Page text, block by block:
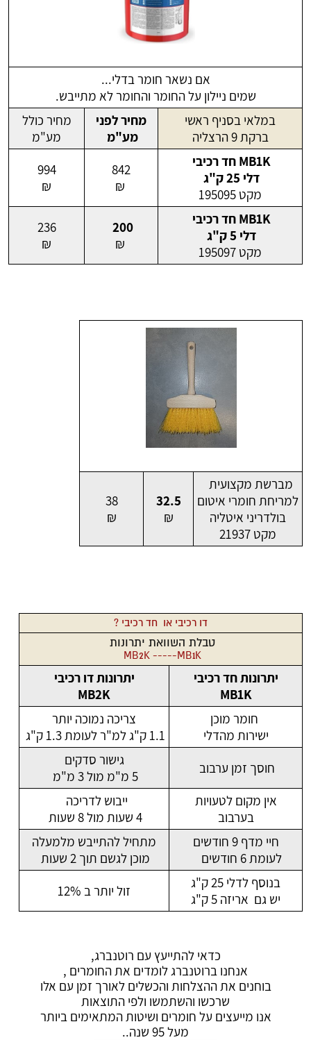
אם נשאר חומר בדלי...
שמים ניילון על החומר והחומר לא מתייבש.
במלאי בסניף ראשי
ברקת 9 הרצליה
מחיר לפני
מע"מ
מחיר כולל
מע"מ
MB1K חד רכיבי
דלי 25 ק"ג
מקט 195095
842
₪
994
₪
MB1K חד רכיבי
דלי 5 ק"ג
מקט 195097
200
₪
236
₪
מברשת מקצועית
למריחת חומרי איטום
בולדריני איטליה
מקט 21937
32.5
₪
38
₪
דו רכיבי או חד רכיבי ?
טבלת השוואת יתרונות
MB2K -----MB1K
יתרונות חד רכיבי
MB1K
יתרונות דו רכיבי
MB2K
חומר מוכן
ישירות מהדלי
צריכה נמוכה יותר
1.1 ק"ג למ"ר לעומת 1.3 ק"ג
חוסך זמן ערבוב
גישור סדקים
5 מ"מ מול 3 מ"מ
אין מקום לטעויות
בערבוב
ייבוש לדריכה
4 שעות מול 8 שעות
חיי מדף 9 חודשים
לעומת 6 חודשים
מתחיל להתייבש מלמעלה
מוכן לגשם תוך 2 שעות
בנוסף לדלי 25 ק"ג
יש גם אריזה 5 ק"ג
זול יותר ב 12%
כדאי להתייעץ עם רוטנברג,
אנחנו ברוטנברג לומדים את החומרים ,
בוחנים את ההצלחות והכשלים לאורך זמן עם אלו
שרכשו והשתמשו ולפי התוצאות
אנו מייעצים על חומרים ושיטות המתאימים ביותר
מעל 95 שנה..